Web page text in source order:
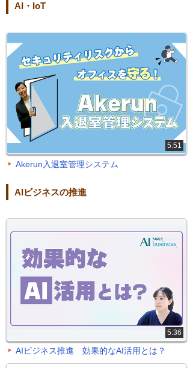
AI・IoT
5:51
Akerun入退室管理システム
AIビジネスの推進
5:36
AIビジネス推進 効果的なAI活用とは？